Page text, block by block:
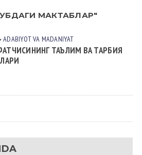
МАКТАБЛАР"
АDАBIYOT VА MАDАNIYAT
ТАЪЛИМ ВА ТАРБИЯ